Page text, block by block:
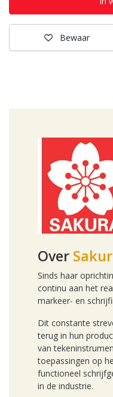
Bewaar
Over
Sinds haar
continu aan het
markeer- en
Dit constante
terug in hun
van
toepassingen op
functioneel
in de industrie.